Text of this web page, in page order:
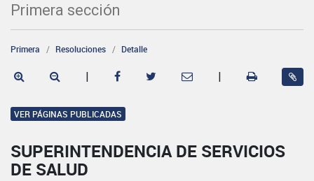
Primera sección
Primera Resoluciones Detalle
| |
VER PÁGINAS PUBLICADAS
SUPERINTENDENCIA DE SERVICIOS
DE SALUD